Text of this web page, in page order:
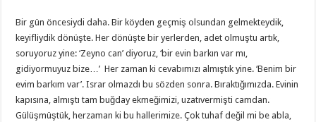
Bir gün öncesiydi daha. Bir köyden geçmiş olsundan gelmekteydik,
keyifliydik dönüşte. Her dönüşte bir yerlerden, adet olmuştu artık,
soruyoruz yine: ‘Zeyno can’ diyoruz, ‘bir evin barkın var mı,
gidiyormuyuz bize…’ Her zaman ki cevabımızı almıştık yine. ‘Benim bir
evim barkım var’. Israr olmazdı bu sözden sonra. Bıraktığımızda. Evinin
kapısına, almıştı tam buğday ekmeğimizi, uzatıvermişti camdan.
Gülüşmüştük, herzaman ki bu hallerimize. Çok tuhaf değil mi be abla,